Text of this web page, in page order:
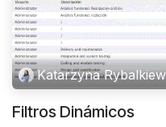
Katarzyna
Filtros Dinámicos